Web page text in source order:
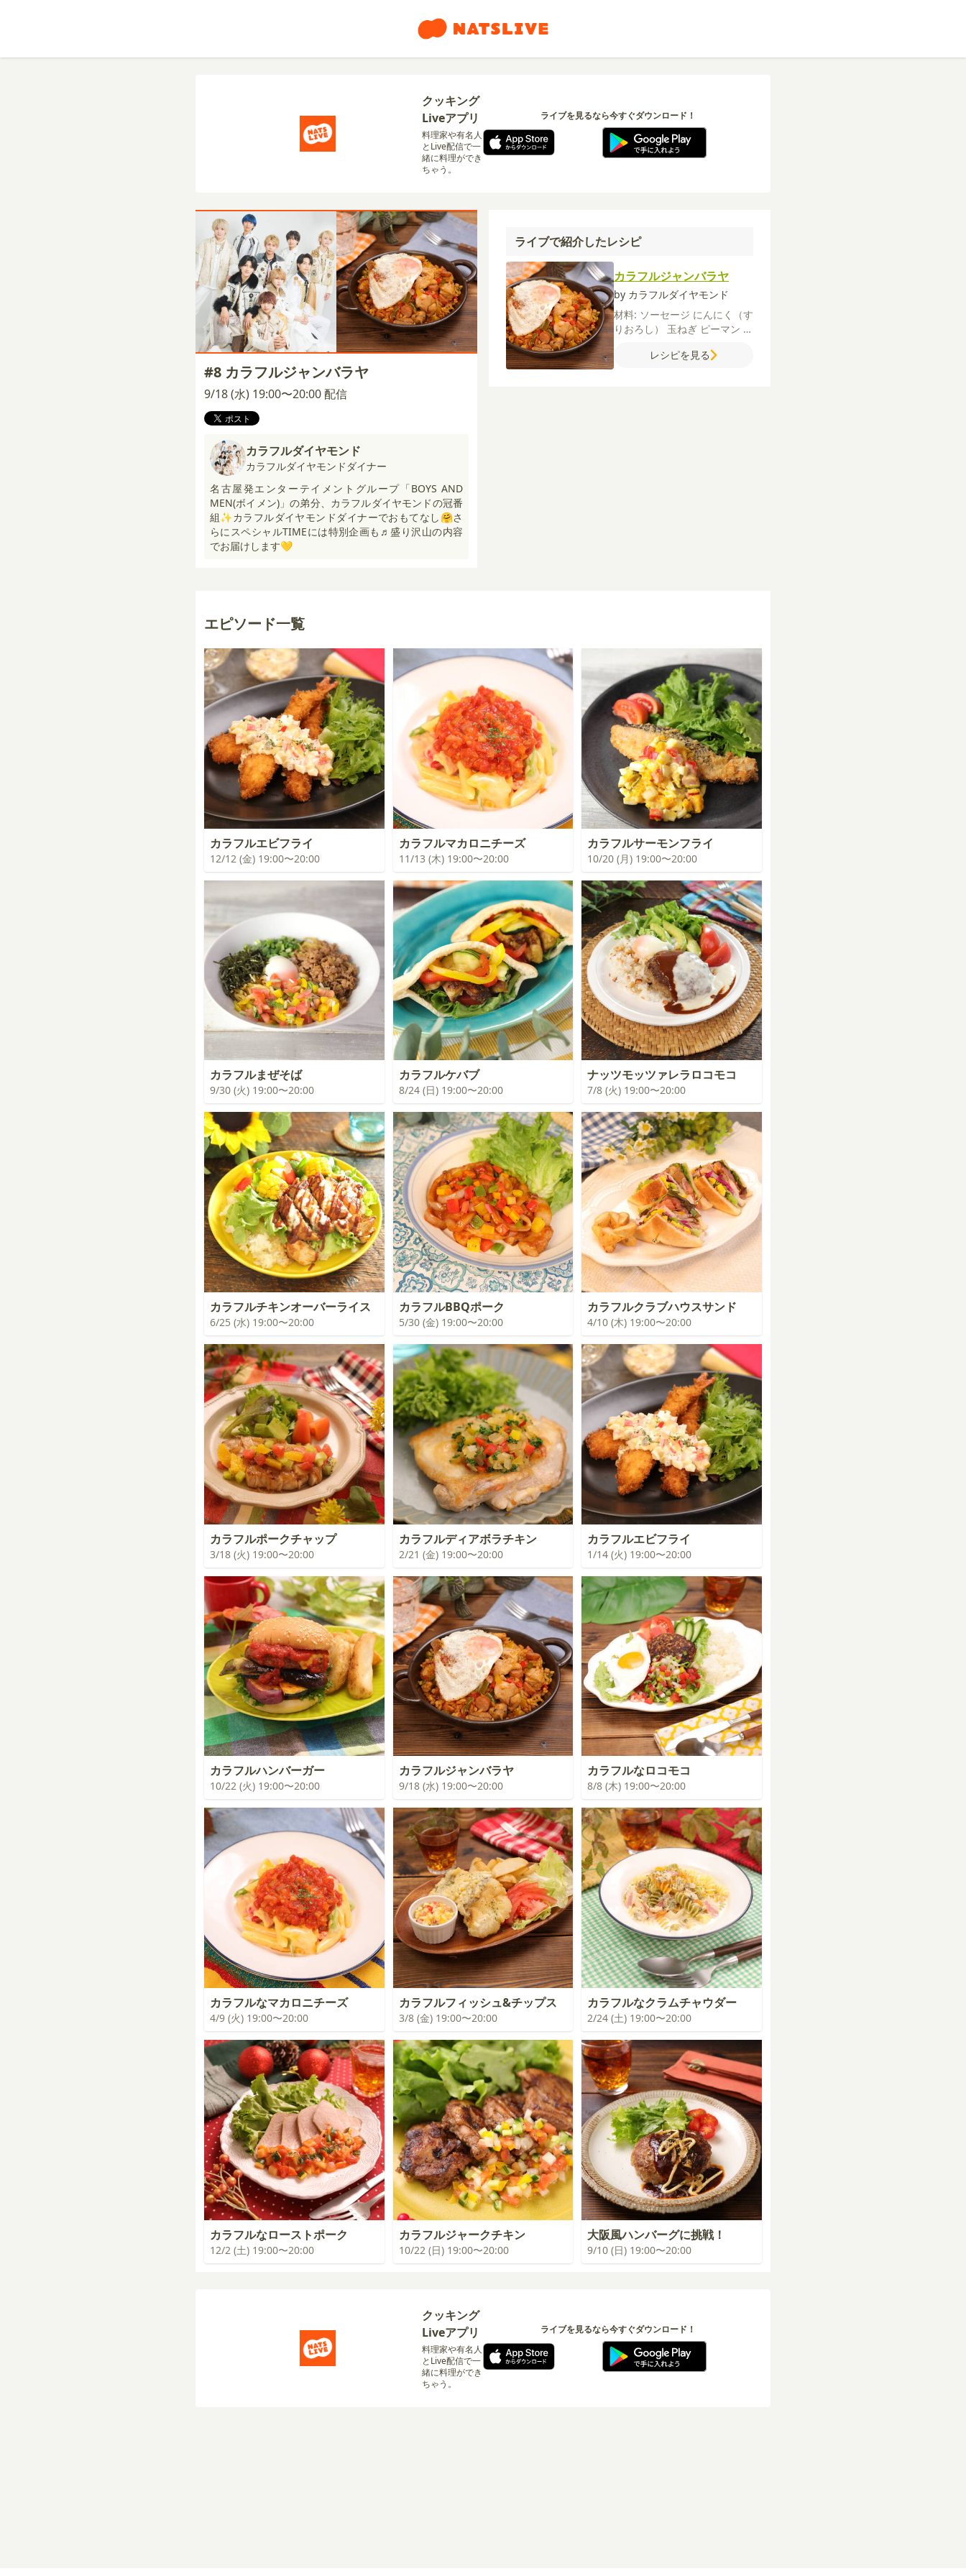
クッキング
Liveアプリ
料理家や有名人
とLive配信で一
緒に料理ができ
ちゃう。
ライブを見るなら今すぐダウンロード！
#8 カラフルジャンバラヤ
9/18 (水) 19:00〜20:00 配信
カラフルダイヤモンド
カラフルダイヤモンドダイナー
名古屋発エンターテイメントグループ「BOYS AND
MEN(ボイメン)」の弟分、カラフルダイヤモンドの冠番
組✨カラフルダイヤモンドダイナーでおもてなし🤗さ
らにスペシャルTIMEには特別企画も♬盛り沢山の内容
でお届けします💛
ライブで紹介したレシピ
カラフルジャンバラヤ
by カラフルダイヤモンド
材料: ソーセージ にんにく（す
りおろし） 玉ねぎ ピーマン パ
オリーブオイル米
レシピを見る
エピソード一覧
カラフルエビフライ
12/12 (金) 19:00〜20:00
カラフルマカロニチーズ
11/13 (木) 19:00〜20:00
カラフルサーモンフライ
10/20 (月) 19:00〜20:00
カラフルまぜそば
9/30 (火) 19:00〜20:00
カラフルケバブ
8/24 (日) 19:00〜20:00
ナッツモッツァレラロコモコ
7/8 (火) 19:00〜20:00
カラフルチキンオーバーライス
6/25 (水) 19:00〜20:00
カラフルBBQポーク
5/30 (金) 19:00〜20:00
カラフルクラブハウスサンド
4/10 (木) 19:00〜20:00
カラフルポークチャップ
3/18 (火) 19:00〜20:00
カラフルディアボラチキン
2/21 (金) 19:00〜20:00
カラフルエビフライ
1/14 (火) 19:00〜20:00
カラフルハンバーガー
10/22 (火) 19:00〜20:00
カラフルジャンバラヤ
9/18 (水) 19:00〜20:00
カラフルなロコモコ
8/8 (木) 19:00〜20:00
カラフルなマカロニチーズ
4/9 (火) 19:00〜20:00
カラフルフィッシュ&チップス
3/8 (金) 19:00〜20:00
カラフルなクラムチャウダー
2/24 (土) 19:00〜20:00
カラフルなローストポーク
12/2 (土) 19:00〜20:00
カラフルジャークチキン
10/22 (日) 19:00〜20:00
大阪風ハンバーグに挑戦！
9/10 (日) 19:00〜20:00
クッキング
Liveアプリ
料理家や有名人
とLive配信で一
緒に料理ができ
ちゃう。
ライブを見るなら今すぐダウンロード！